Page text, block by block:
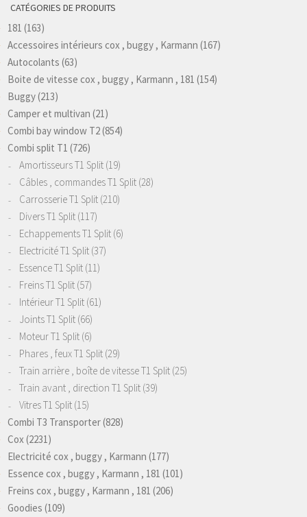
CATÉGORIES DE PRODUITS
181 (163)
Accessoires intérieurs cox , buggy , Karmann (167)
Autocolants (63)
Boite de vitesse cox , buggy , Karmann , 181 (154)
Buggy(213)
Camper et multivan (21)
Combi bay window T2(854)
Combi split T1 (726)
Amortisseurs T1 Split (19)
Câbles , commandes T1 Split (28)
Carrosserie T1 Split (210)
Divers T1 Split (117)
Echappements T1 Split (6)
Electricité T1 Split (37)
Essence T1 Split (11)
Freins T1 Split (57)
Intérieur T1 Split (61)
Joints T1 Split (66)
Moteur T1 Split (6)
Phares , feux T1 Split (29)
Train arrière , boîte de vitesse T1 Split (25)
Train avant , direction T1 Split (39)
Vitres T1 Split (15)
Combi T3 Transporter(828)
Cox (2231)
Electricité cox , buggy , Karmann (177)
Essence cox , buggy , Karmann , 181 (101)
Freins cox , buggy , Karmann , 181 (206)
Goodies (109)